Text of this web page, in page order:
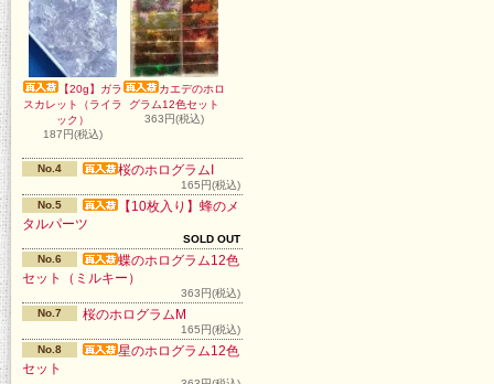
【20g】ガラ
スカレット（ライラ
ック）
187円(税込)
カエデのホロ
グラム12色セット
363円(税込)
No.4 桜のホログラムI
165円(税込)
No.5
【10枚入り】蜂のメ
タルパーツ
SOLD OUT
No.6
蝶のホログラム12色
セット（ミルキー）
363円(税込)
No.7
桜のホログラムM
165円(税込)
No.8
星のホログラム12色
セット